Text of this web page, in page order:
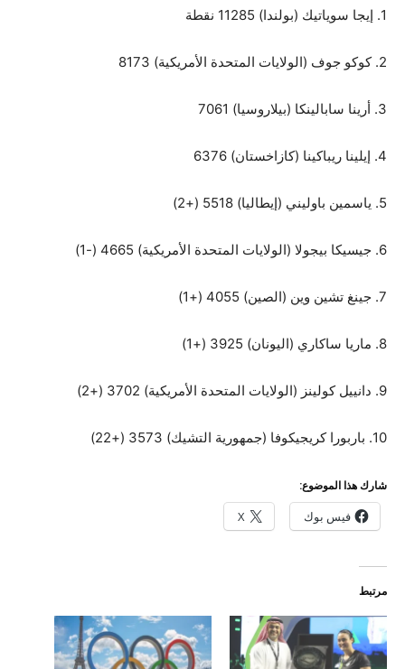
1. إيجا سوياتيك (بولندا) 11285 نقطة
2. كوكو جوف (الولايات المتحدة الأمريكية) 8173
3. أرينا سابالينكا (بيلاروسيا) 7061
4. إيلينا ريباكينا (كازاخستان) 6376
5. ياسمين باوليني (إيطاليا) 5518 (+2)
6. جيسيكا بيجولا (الولايات المتحدة الأمريكية) 4665 (-1)
7. جينغ تشين وين (الصين) 4055 (+1)
8. ماريا ساكاري (اليونان) 3925 (+1)
9. دانييل كولينز (الولايات المتحدة الأمريكية) 3702 (+2)
10. باربورا كريجيكوفا (جمهورية التشيك) ​​3573 (+22)
شارك هذا الموضوع:
فيس بوك X
مرتبط